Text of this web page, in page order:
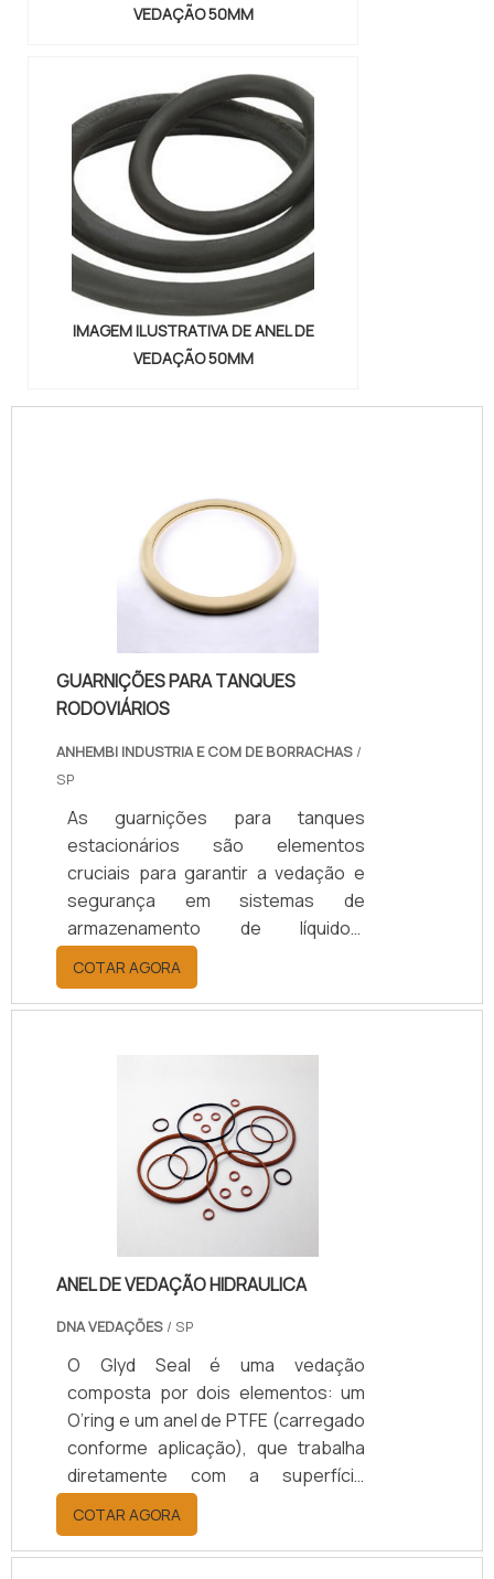
VEDAÇÃO 50MM
IMAGEM ILUSTRATIVA DE ANEL DE
VEDAÇÃO 50MM
GUARNIÇÕES PARA TANQUES
RODOVIÁRIOS
ANHEMBI INDUSTRIA E COM DE BORRACHAS /
SP
As guarnições para tanques
estacionários são elementos
cruciais para garantir a vedação e
segurança em sistemas de
armazenamento de líquidos.
Fabricadas em materiais como
borracha, silicone ou poliuretano,
elas previnem vazamentos e a
COTAR AGORA
ANEL DE VEDAÇÃO HIDRAULICA
DNA VEDAÇÕES / SP
O Glyd Seal é uma vedação
composta por dois elementos: um
O’ring e um anel de PTFE (carregado
conforme aplicação), que trabalha
diretamente com a superfície
dinâmica e tem perfis que garantem
um excelente rendimento,
durabilidade e eficiência. O O’ring,
COTAR AGORA